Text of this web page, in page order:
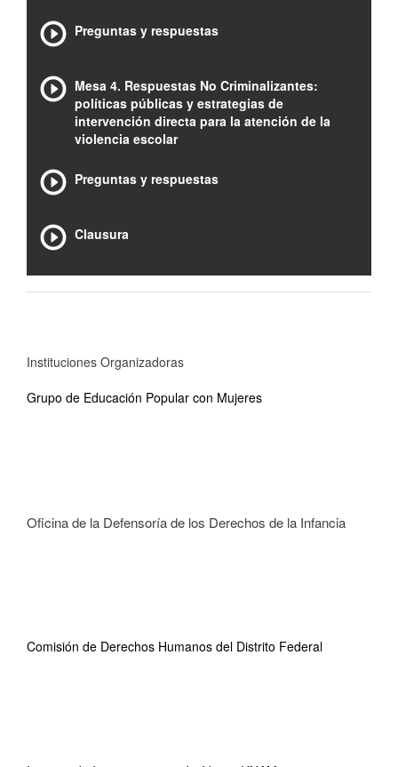
Preguntas y respuestas
Mesa 4. Respuestas No Criminalizantes:
políticas públicas y estrategias de
intervención directa para la atención de la
violencia escolar
Preguntas y respuestas
Clausura
Instituciones Organizadoras
Grupo de Educación Popular con Mujeres
Oficina de la Defensoría de los Derechos de la Infancia
Comisión de Derechos Humanos del Distrito Federal